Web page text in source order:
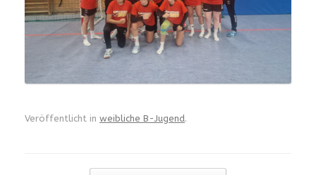
Veröffentlicht in weibliche B-Jugend .